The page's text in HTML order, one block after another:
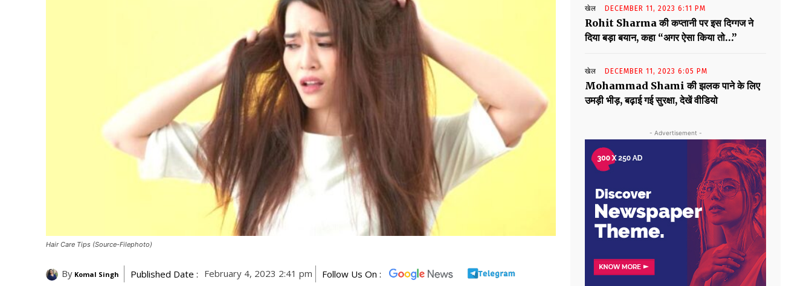
Hair Care Tips (Source-Filephoto)
By Komal Singh Published Date : February 4, 2023 2:41 pm Follow Us On :
खेल DECEMBER 11, 2023 6:11 PM
Rohit Sharma की कप्तानी पर इस दिग्गज ने
दिया बड़ा बयान, कहा “अगर ऐसा किया तो…”
खेल DECEMBER 11, 2023 6:05 PM
Mohammad Shami की झलक पाने के लिए
उमड़ी भीड़, बढ़ाई गई सुरक्षा, देखें वीडियो
- Advertisement -